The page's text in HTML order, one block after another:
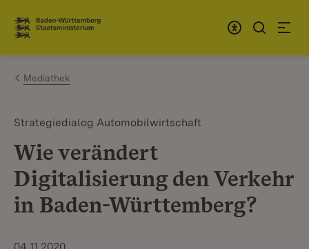
Zum Inhalt springen
Link zur Startseite
Mediathek
Strategiedialog Automobilwirtschaft
Wie verändert
Digitalisierung den Verkehr
in Baden-Württemberg?